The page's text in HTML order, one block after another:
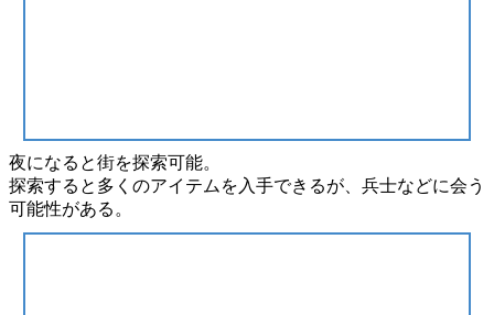
夜になると街を探索可能。
探索すると多くのアイテム を入手できるが、 兵士などに会う
可能性がある。